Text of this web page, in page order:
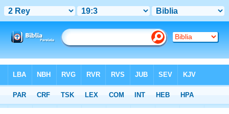
Hebrew> 2 Kings 19:3